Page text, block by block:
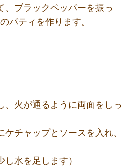
、ブラックペッパーを振っ
パティを作ります。
、火が通るように両面をしっ
ケチャップとソースを入れ、
し水を足します）